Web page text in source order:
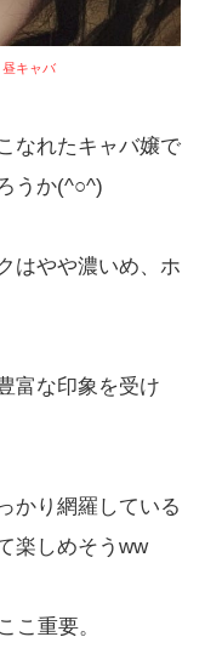
キャバ
なれたキャバ嬢で
うか(^○^)
はやや濃いめ、ホ
富な印象を受け
かり網羅している
楽しめそうww
ここ重要。